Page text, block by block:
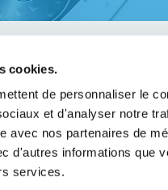
cookies.
de personnaliser le
et d'analyser notre
avec nos partenaires de
d'autres informations que
services.
à savoir
de confidentialité